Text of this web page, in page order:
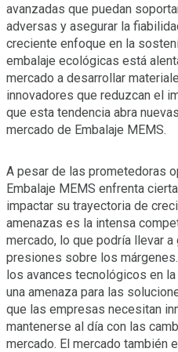
avanzadas que puedan
adversas y asegurar la
creciente enfoque en la
embalaje ecológicas está
mercado a desarrollar
innovadores que reduzcan el
que esta tendencia abra
mercado de Embalaje MEMS.
A pesar de las prometedoras
Embalaje MEMS enfrenta
impactar su trayectoria de
amenazas es la intensa
mercado, lo que podría llevar
presiones sobre los
los avances tecnológicos en
una amenaza para las
que las empresas necesitan
mantenerse al día con las
mercado. El mercado también